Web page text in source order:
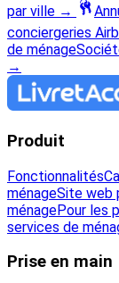
par ville →
conciergeries
de ménage
→
Produit
Fonctionnalités
ménageSite web
ménagePour les
services de
Prise en main